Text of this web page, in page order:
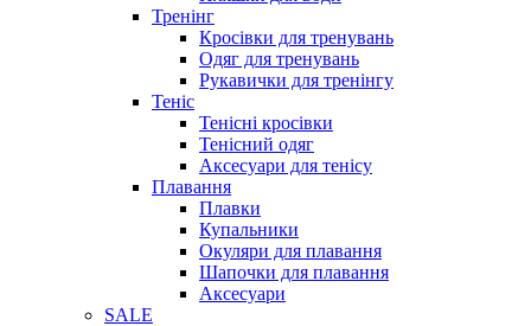
Тренінг
Кросівки для тренувань
Одяг для тренувань
Рукавички для тренінгу
Теніс
Тенісні кросівки
Тенісний одяг
Аксесуари для тенісу
Плавання
Плавки
Купальники
Окуляри для плавання
Шапочки для плавання
Аксесуари
SALE